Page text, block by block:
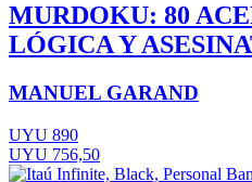
MURDOKU: 80
LÓGICA Y
MANUEL GARAND
UYU 890
UYU 756,50